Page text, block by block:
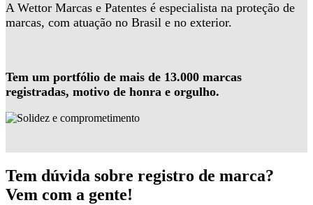
A Wettor Marcas e Patentes é especialista na proteção de
marcas, com atuação no Brasil e no exterior.
Tem um portfólio de mais de 13.000 marcas
registradas, motivo de honra e orgulho.
Tem dúvida sobre registro de marca?
Vem com a gente!